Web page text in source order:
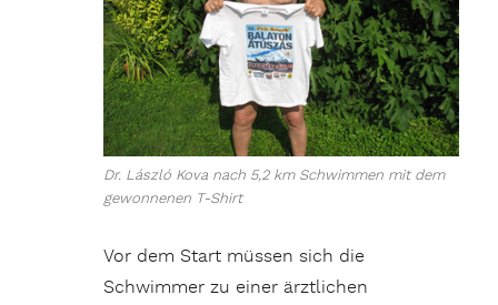
Dr. László Kova nach 5,2 km Schwimmen mit dem
gewonnenen T-Shirt
Vor dem Start müssen sich die
Schwimmer zu einer ärztlichen